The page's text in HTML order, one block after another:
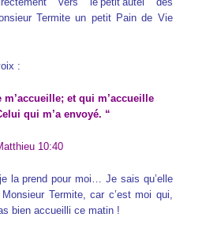
Termite un petit Pain de Vie
:
et qui m’accueille
qui m’a envoyé. “
10:40
la prend pour moi… Je sais qu’elle
Termite, car c’est moi qui,
bien accueilli ce matin !